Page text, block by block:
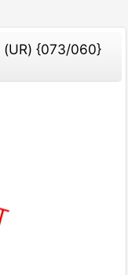
(UR) {073/060}